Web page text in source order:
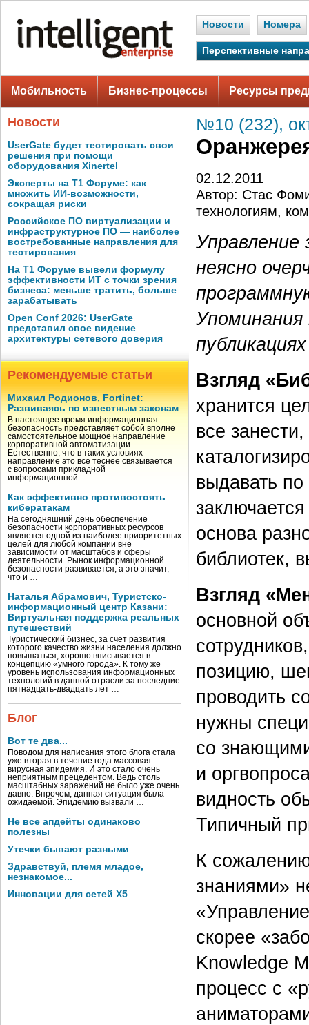
Новости Номера
Перспективные
Мобильность Бизнес-процессы Ресурсы
Новости
UserGate будет тестировать свои
решения при помощи
оборудования Xinertel
Эксперты на Т1 Форуме: как
множить ИИ-возможности,
сокращая риски
Российское ПО виртуализации и
инфраструктурное ПО — наиболее
востребованные направления для
тестирования
На Т1 Форуме вывели формулу
эффективности ИТ с точки зрения
бизнеса: меньше тратить, больше
зарабатывать
Open Conf 2026: UserGate
представил свое видение
архитектуры сетевого доверия
Рекомендуемые статьи
Михаил Родионов, Fortinet:
Развиваясь по известным законам
В настоящее время информационная
безопасность представляет собой вполне
самостоятельное мощное направление
корпоративной автоматизации.
Естественно, что в таких условиях
направление это все теснее связывается
с вопросами прикладной
информационной …
Как эффективно противостоять
кибератакам
На сегодняшний день обеспечение
безопасности корпоративных ресурсов
является одной из наиболее приоритетных
целей для любой компании вне
зависимости от масштабов и сферы
деятельности. Рынок информационной
безопасности развивается, а это значит,
что и …
Наталья Абрамович, Туристско-
информационный центр Казани:
Виртуальная поддержка реальных
путешествий
Туристический бизнес, за счет развития
которого качество жизни населения должно
повышаться, хорошо вписывается в
концепцию «умного города». К тому же
уровень использования информационных
технологий в данной отрасли за последние
пятнадцать-двадцать лет …
Блог
Вот те два...
Поводом для написания этого блога стала
уже вторая в течение года массовая
вирусная эпидемия. И это стало очень
неприятным прецедентом. Ведь столь
масштабных заражений не было уже очень
давно. Впрочем, данная ситуация была
ожидаемой. Эпидемию вызвали …
Не все апдейты одинаково
полезны
Утечки бывают разными
Здравствуй, племя младое,
незнакомое...
Инновации для сетей X5
№10 (232),
02.12.2011
Автор: Стас
технологиям,
Управление
неясно
Взгляд
хранится
все
выдавать
основа
библиотек,
Взгляд
основной
позицию,
проводить
нужны
со
и
видность
Типичный
К
знаниями»
скорее
Knowledge
процесс с